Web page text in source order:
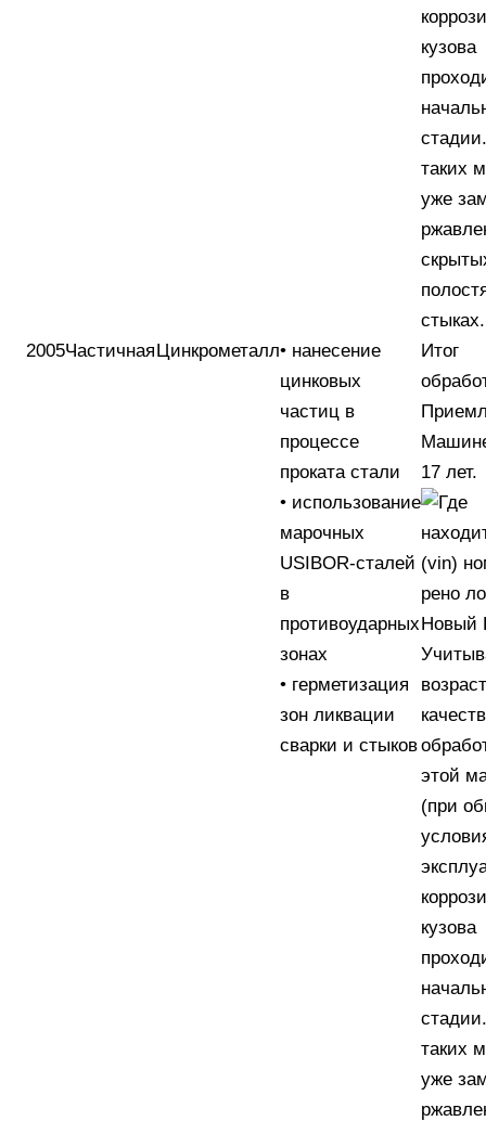
кузова
таких
уже
стыках.
2005ЧастичнаяЦинкрометалл• нанесение
цинковых
частиц в
процессе
проката стали
• использование
марочных
USIBOR-сталей
в
противоударных
зонах
• герметизация
зон ликвации
сварки и стыков
Итог
17 лет.
этой
(при
кузова
таких
уже